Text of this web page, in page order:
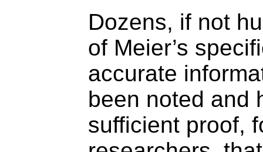
Dozens, if not
of Meier’s
accurate
been noted and
sufficient proof,